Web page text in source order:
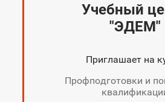
Учебный
"ЭДЕМ"
Приглашает на
Профподготовки и